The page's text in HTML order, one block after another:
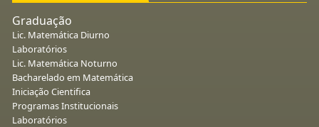
Graduação
Lic. Matemática Diurno
Laboratórios
Lic. Matemática Noturno
Bacharelado em Matemática
Iniciação Cientifica
Programas Institucionais
Laboratórios